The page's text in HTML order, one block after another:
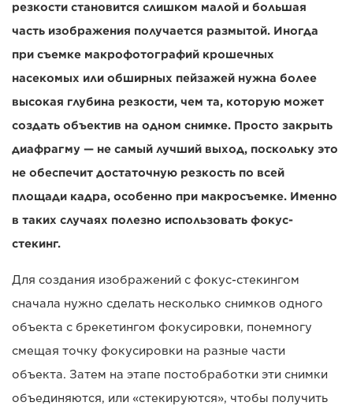
резкости становится слишком малой и большая
часть изображения получается размытой. Иногда
при съемке макрофотографий крошечных
насекомых или обширных пейзажей нужна более
высокая глубина резкости, чем та, которую может
создать объектив на одном снимке. Просто закрыть
диафрагму — не самый лучший выход, поскольку это
не обеспечит достаточную резкость по всей
площади кадра, особенно при макросъемке. Именно
в таких случаях полезно использовать фокус-
стекинг.
Для создания изображений с фокус-стекингом
сначала нужно сделать несколько снимков одного
объекта с брекетингом фокусировки, понемногу
смещая точку фокусировки на разные части
объекта. Затем на этапе постобработки эти снимки
объединяются, или «стекируются», чтобы получить